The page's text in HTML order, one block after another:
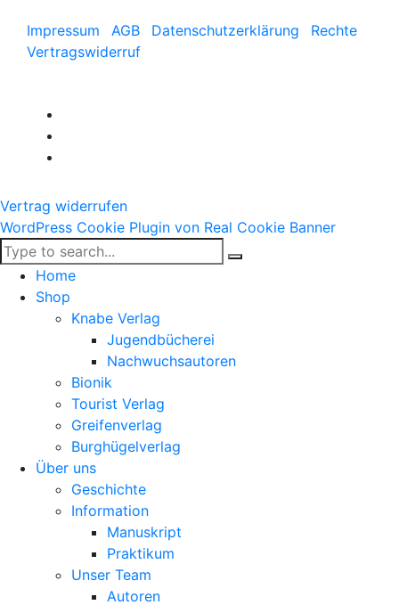
Impressum AGB Datenschutzerklärung
Rechte
Vertragswiderruf
Vertrag widerrufen
WordPress Cookie Plugin von Real Cookie Banner
Home
Shop
Knabe Verlag
Jugendbücherei
Nachwuchsautoren
Bionik
Tourist Verlag
Greifenverlag
Burghügelverlag
Über uns
Geschichte
Information
Manuskript
Praktikum
Unser Team
Autoren